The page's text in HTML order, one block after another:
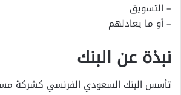
– التسويق
– أو ما يعادلهم
نبذة عن البنك
تأسس البنك السعودي الفرنسي كشركة